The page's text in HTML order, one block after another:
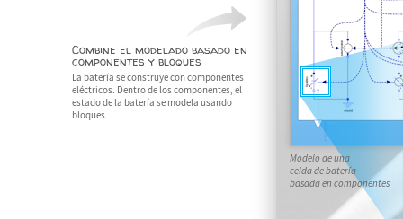
Combine el modelado basado en
componentes y bloques
La batería se construye con componentes
eléctricos. Dentro de los componentes, el
estado de la batería se modela usando
bloques.
Modelo de una
celda de batería
basada en componentes